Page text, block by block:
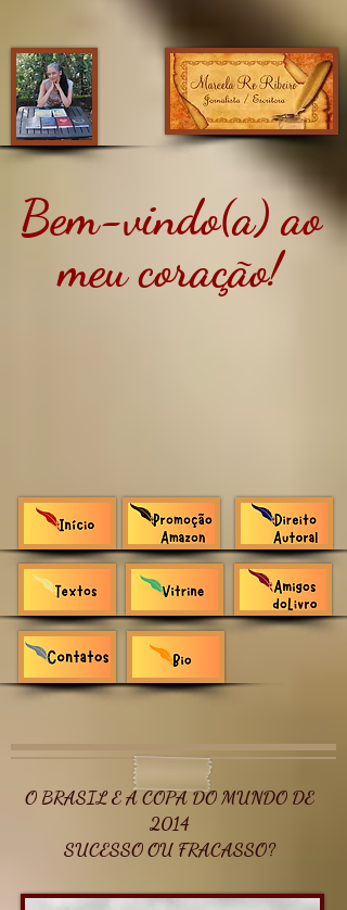
Bem-vindo(a) ao
meu coração!
O BRASIL E A COPA DO MUNDO DE
2014
SUCESSO OU FRACASSO?